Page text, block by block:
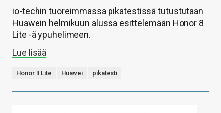
io-techin tuoreimmassa pikatestissä tutustutaan
Huawein helmikuun alussa esittelemään Honor 8
Lite -älypuhelimeen.
Lue lisää
Honor 8 Lite Huawei pikatesti